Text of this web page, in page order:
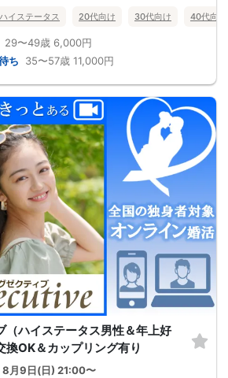
ハイステータス 20代向け 30代向け 40代向け
29〜49歳 6,000円
ち 35〜57歳 11,000円
（ハイステータス男性＆年上好
換OK＆カップリング有り
8月9日(日) 21:00〜